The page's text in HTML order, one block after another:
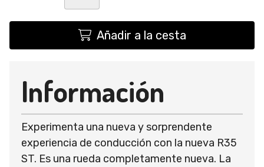
Añadir a la cesta
Información
Experimenta una nueva y sorprendente
experiencia de conducción con la nueva R35
ST. Es una rueda completamente nueva. La